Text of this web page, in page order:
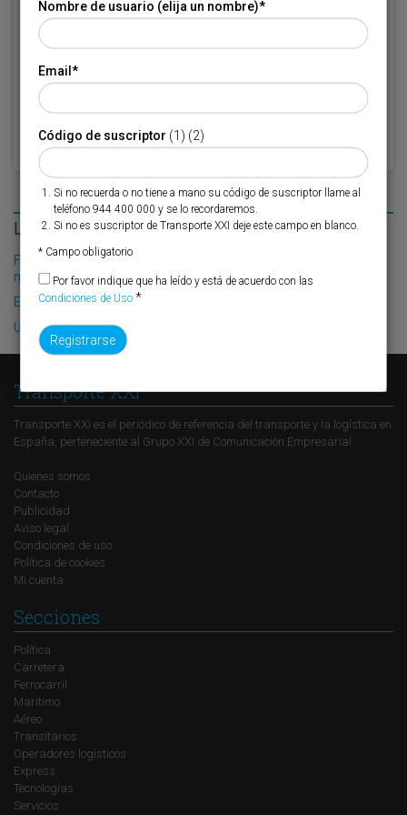
* Campo obligatorio
de Uso *
LO MÁS LEÍDO
Fribasa refuerza su logística con la puesta en marcha de una
nueva base en Vizcaya
El Puerto de Valencia crecerá en oferta ro-pax
Un paso más para la línea Perpiñán-Montpellier
Transporte XXI
Transporte XXI es el periódico de referencia del transporte y la logística en
España, perteneciente al Grupo XXI de Comunicación Empresarial.
Quienes somos
Contacto
Publicidad
Aviso legal
Condiciones de uso
Política de cookies
Mi cuenta
Secciones
Política
Carretera
Ferrocarril
Marítimo
Aéreo
Transitarios
Operadores logísticos
Express
Tecnologías
Servicios
Nombre de usuario (elija un nombre)*
Email*
Código de suscriptor (1) (2)
Si no recuerda o no tiene a mano su código de suscriptor llame al
teléfono 944 400 000 y se lo recordaremos.
Si no es suscriptor de Transporte XXI deje este campo en blanco.
* Campo obligatorio
Por favor indique que ha leído y está de acuerdo con las
Condiciones de Uso *